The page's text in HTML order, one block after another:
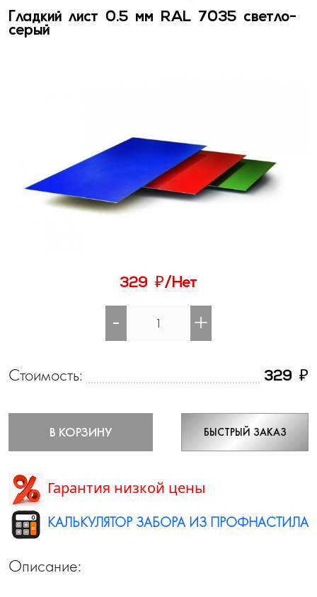
Гладкий лист 0.5 мм RAL 7035 светло-
серый
329 ₽/Нет
- +
Стоимость: 329 ₽
В КОРЗИНУ БЫСТРЫЙ ЗАКАЗ
Гарантия низкой цены
КАЛЬКУЛЯТОР ЗАБОРА ИЗ ПРОФНАСТИЛА
Описание: